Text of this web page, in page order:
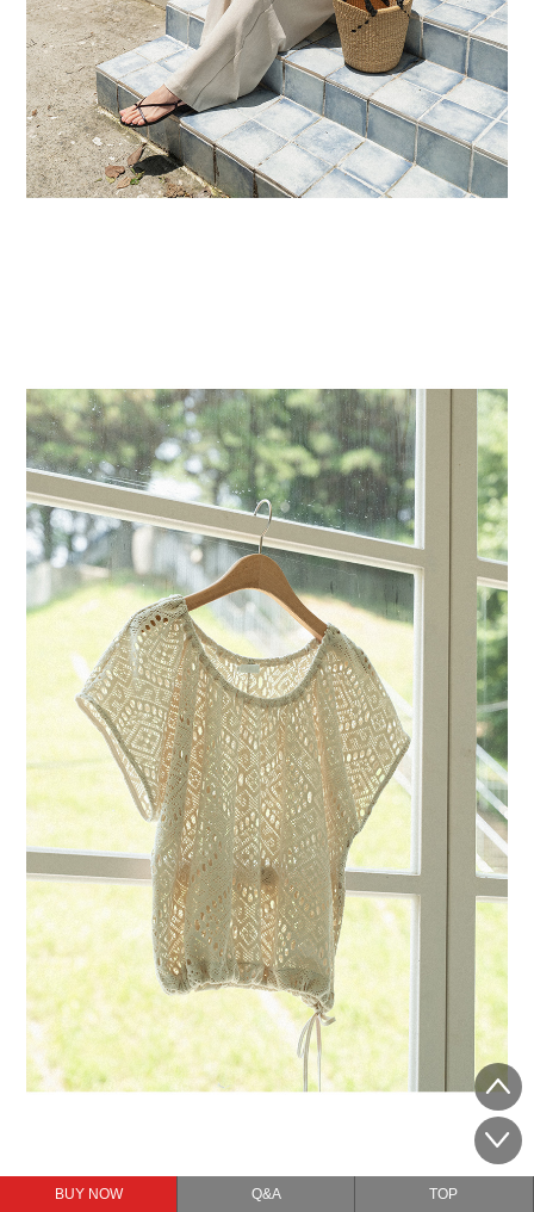
BUY NOW Q&A TOP